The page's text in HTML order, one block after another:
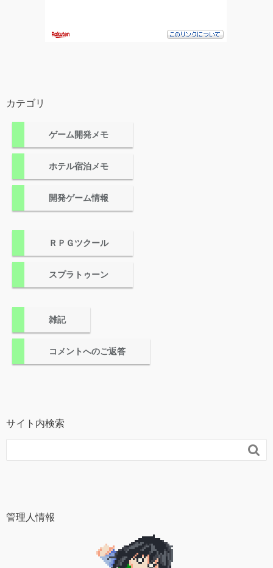
カテゴリ
ゲーム開発メモ
ホテル宿泊メモ
開発ゲーム情報
ＲＰＧツクール
スプラトゥーン
雑記
コメントへのご返答
サイト内検索

管理人情報